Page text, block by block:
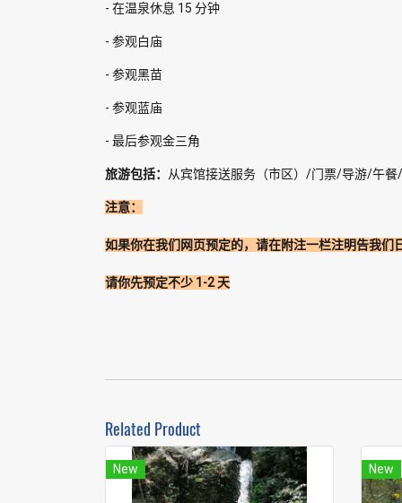
- 在温泉休息 15 分钟
- 参观白庙
- 参观黑苗
- 参观蓝庙
- 最后参观金三角
旅游包括： 从宾馆接送服务（市区）/门票/导游/午餐
注意：
如果你在我们网页预定的，请在附注一栏注明告我
请你先预定不少 1-2 天
Related Product
New New